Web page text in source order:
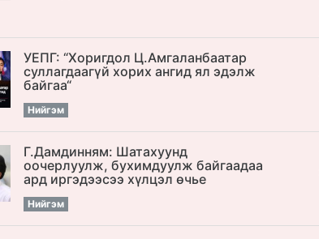
УЕПГ: “Хоригдол Ц.Амгаланбаатар
cуллагдаагүй хорих ангид ял эдэлж
байгаа“
Нийгэм
Г.Дамдинням: Шатахуунд
оочерлуулж, бухимдуулж байгаадаа
ард иргэдээсээ хүлцэл өчье
Нийгэм